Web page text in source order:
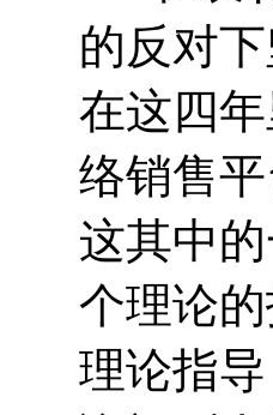
的反对
在这四
络销售
这其中
个理论
理论指